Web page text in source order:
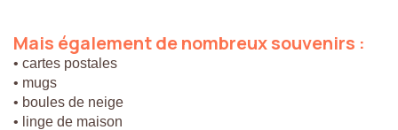
Mais égalementdenombreuxsouvenirs :
• cartes postales
• mugs
• boules de neige
• linge de maison